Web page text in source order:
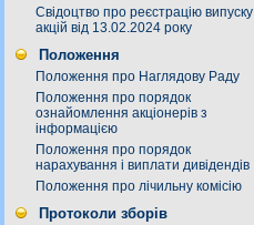
Свідоцтво про реєстрацію випуску
акцій від 13.02.2024 року
Положення
Положення про Наглядову Раду
Положення про порядок
ознайомлення акціонерів з
інформацією
Положення про порядок
нарахування і виплати дивідендів
Положення про лічильну комісію
Протоколи зборів